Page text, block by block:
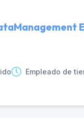
Empleado de